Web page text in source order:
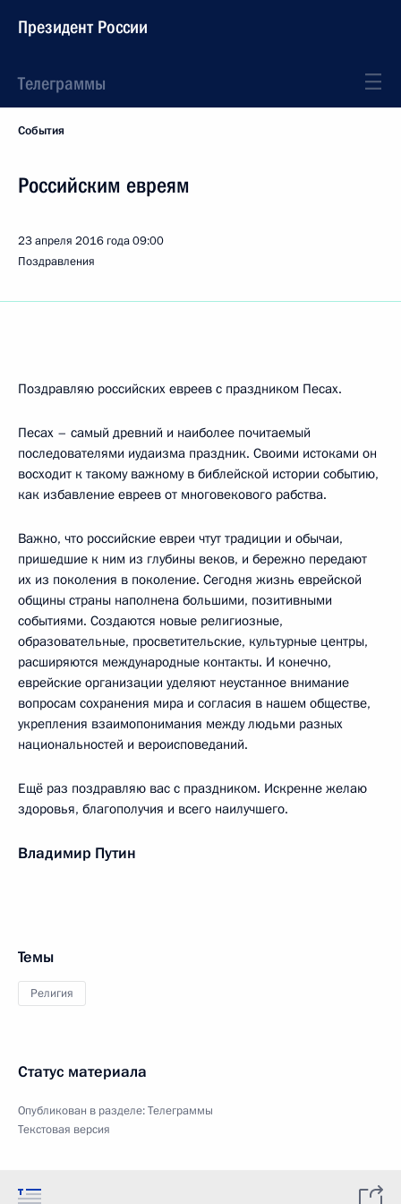
Президент России
Телеграммы
События
Российским евреям
23 апреля 2016 года09:00
Поздравления
Поздравляю российских евреев с праздником Песах.
Песах – самый древний и наиболее почитаемый
последователями иудаизма праздник. Своими истоками он
восходит к такому важному в библейской истории событию,
как избавление евреев от многовекового рабства.
Важно, что российские евреи чтут традиции и обычаи,
пришедшие к ним из глубины веков, и бережно передают
их из поколения в поколение. Сегодня жизнь еврейской
общины страны наполнена большими, позитивными
событиями. Создаются новые религиозные,
образовательные, просветительские, культурные центры,
расширяются международные контакты. И конечно,
еврейские организации уделяют неустанное внимание
вопросам сохранения мира и согласия в нашем обществе,
укрепления взаимопонимания между людьми разных
национальностей и вероисповеданий.
Ещё раз поздравляю вас с праздником. Искренне желаю
здоровья, благополучия и всего наилучшего.
Владимир Путин
Темы
Религия
Статус материала
Опубликован в разделе:Телеграммы
Текстовая версия